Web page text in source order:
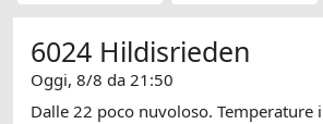
6024 Hildisrieden
Oggi, 8/8 da 21:50
Dalle 22 poco nuvoloso. Temperature